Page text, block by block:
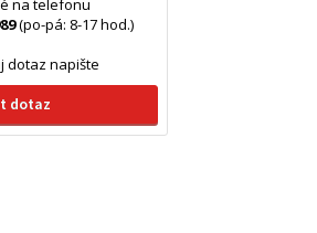
na telefonu
(po-pá: 8-17 hod.)
dotaz napište
dotaz